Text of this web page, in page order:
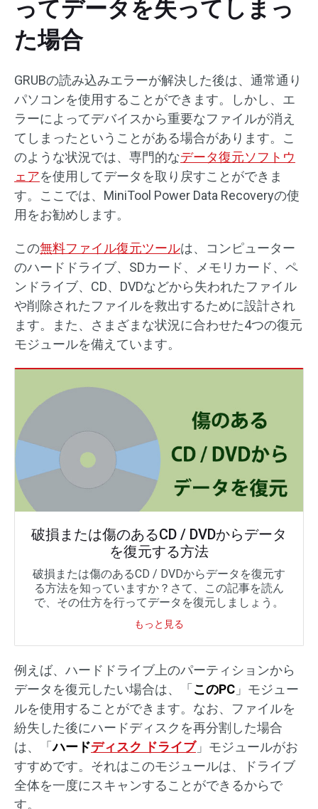
ってデータを失ってしまっ
た場合
GRUBの読み込みエラーが解決した後は、通常通り
パソコンを使用することができます。しかし、エ
ラーによってデバイスから重要なファイルが消え
てしまったということがある場合があります。こ
のような状況では、専門的なデータ復元ソフトウ
ェアを使用してデータを取り戻すことができま
す。ここでは、MiniTool Power Data Recoveryの使
用をお勧めします。
この無料ファイル復元ツールは、コンピューター
のハードドライブ、SDカード、メモリカード、ペ
ンドライブ、CD、DVDなどから失われたファイル
や削除されたファイルを救出するために設計され
ます。また、さまざまな状況に合わせた4つの復元
モジュールを備えています。
破損または傷のあるCD / DVDからデータ
を復元する方法
破損または傷のあるCD / DVDからデータを復元す
る方法を知っていますか？さて、この記事を読ん
で、その仕方を行ってデータを復元しましょう。
もっと見る
例えば、ハードドライブ上のパーティションから
データを復元したい場合は、「 このPC 」モジュー
ルを使用することができます。なお、ファイルを
紛失した後にハードディスクを再分割した場合
は、「ハードディスク ドライブ」モジュールがお
すすめです。それはこのモジュールは、ドライブ
全体を一度にスキャンすることができるからで
す。